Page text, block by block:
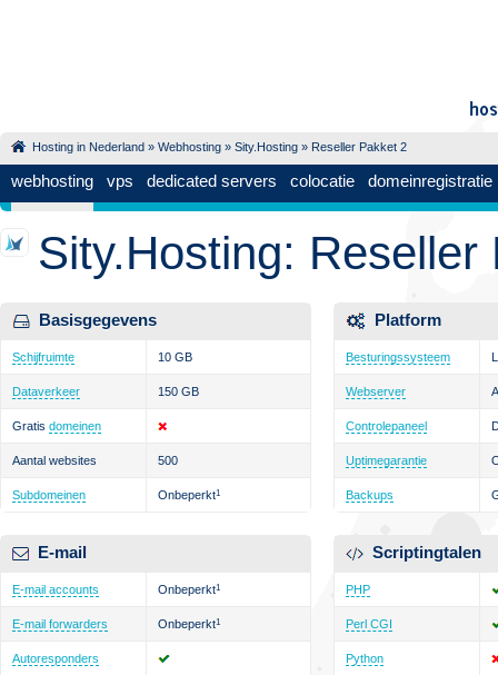
Hosting in Nederland » Webhosting » Sity.Hosting » Reseller Pakket 2
webhosting vps dedicated servers colocatie domeinregistratie
Sity.Hosting: Reseller
Basisgegevens
Schijfruimte 10 GB
Dataverkeer 150 GB
Gratis domeinen
Aantal websites 500
Subdomeinen Onbeperkt1
E-mail
E-mail accounts Onbeperkt1
E-mail forwarders Onbeperkt1
Autoresponders
Platform
Besturingssysteem
Webserver
Controlepaneel
Uptimegarantie
Backups
Scriptingtalen
PHP
Perl CGI
Python